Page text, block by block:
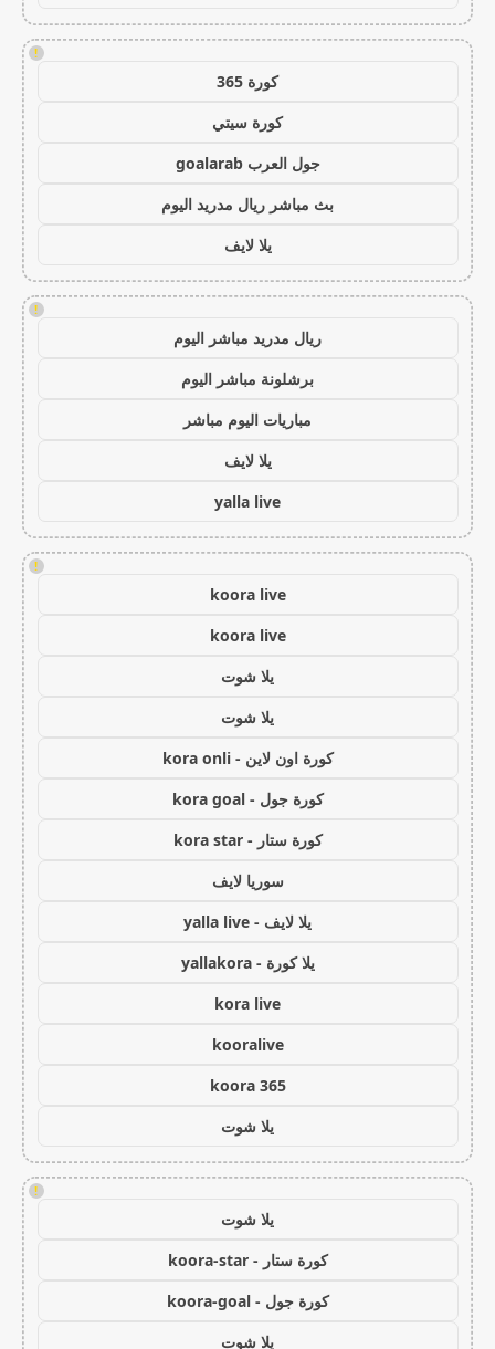
!
كورة 365
كورة سيتي
جول العرب goalarab
بث مباشر ريال مدريد اليوم
يلا لايف
!
ريال مدريد مباشر اليوم
برشلونة مباشر اليوم
مباريات اليوم مباشر
يلا لايف
yalla live
!
koora live
koora live
يلا شوت
يلا شوت
كورة اون لاين - kora onli
كورة جول - kora goal
كورة ستار - kora star
سوريا لايف
يلا لايف - yalla live
يلا كورة - yallakora
kora live
kooralive
koora 365
يلا شوت
!
يلا شوت
كورة ستار - koora-star
كورة جول - koora-goal
يلا شوت